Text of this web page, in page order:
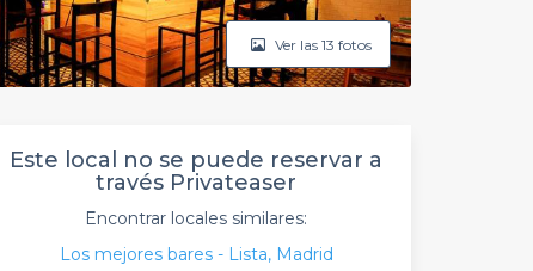
Ver las 13 fotos
Este local no se puede reservar a
través Privateaser
Encontrar locales similares:
Los mejores bares - Lista, Madrid